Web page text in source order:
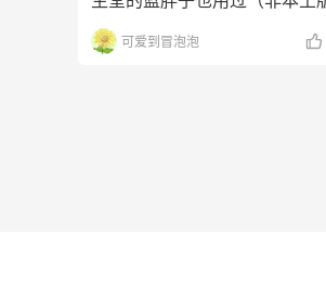
验感不是很好，搓泥太
可爱到冒泡泡